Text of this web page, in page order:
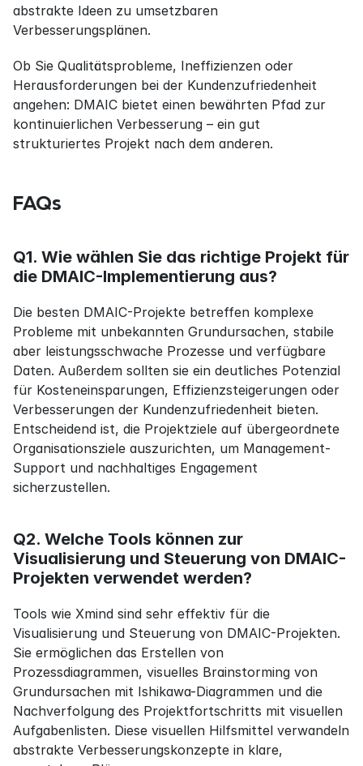
abstrakte Ideen zu umsetzbaren
Verbesserungsplänen.
Ob Sie Qualitätsprobleme, Ineffizienzen oder
Herausforderungen bei der Kundenzufriedenheit
angehen: DMAIC bietet einen bewährten Pfad zur
kontinuierlichen Verbesserung – ein gut
strukturiertes Projekt nach dem anderen.
FAQs
Q1. Wie wählen Sie das richtige Projekt für
die DMAIC-Implementierung aus?
Die besten DMAIC-Projekte betreffen komplexe
Probleme mit unbekannten Grundursachen, stabile
aber leistungsschwache Prozesse und verfügbare
Daten. Außerdem sollten sie ein deutliches Potenzial
für Kosteneinsparungen, Effizienzsteigerungen oder
Verbesserungen der Kundenzufriedenheit bieten.
Entscheidend ist, die Projektziele auf übergeordnete
Organisationsziele auszurichten, um Management-
Support und nachhaltiges Engagement
sicherzustellen.
Q2. Welche Tools können zur
Visualisierung und Steuerung von DMAIC-
Projekten verwendet werden?
Tools wie Xmind sind sehr effektiv für die
Visualisierung und Steuerung von DMAIC-Projekten.
Sie ermöglichen das Erstellen von
Prozessdiagrammen, visuelles Brainstorming von
Grundursachen mit Ishikawa-Diagrammen und die
Nachverfolgung des Projektfortschritts mit visuellen
Aufgabenlisten. Diese visuellen Hilfsmittel verwandeln
abstrakte Verbesserungskonzepte in klare,